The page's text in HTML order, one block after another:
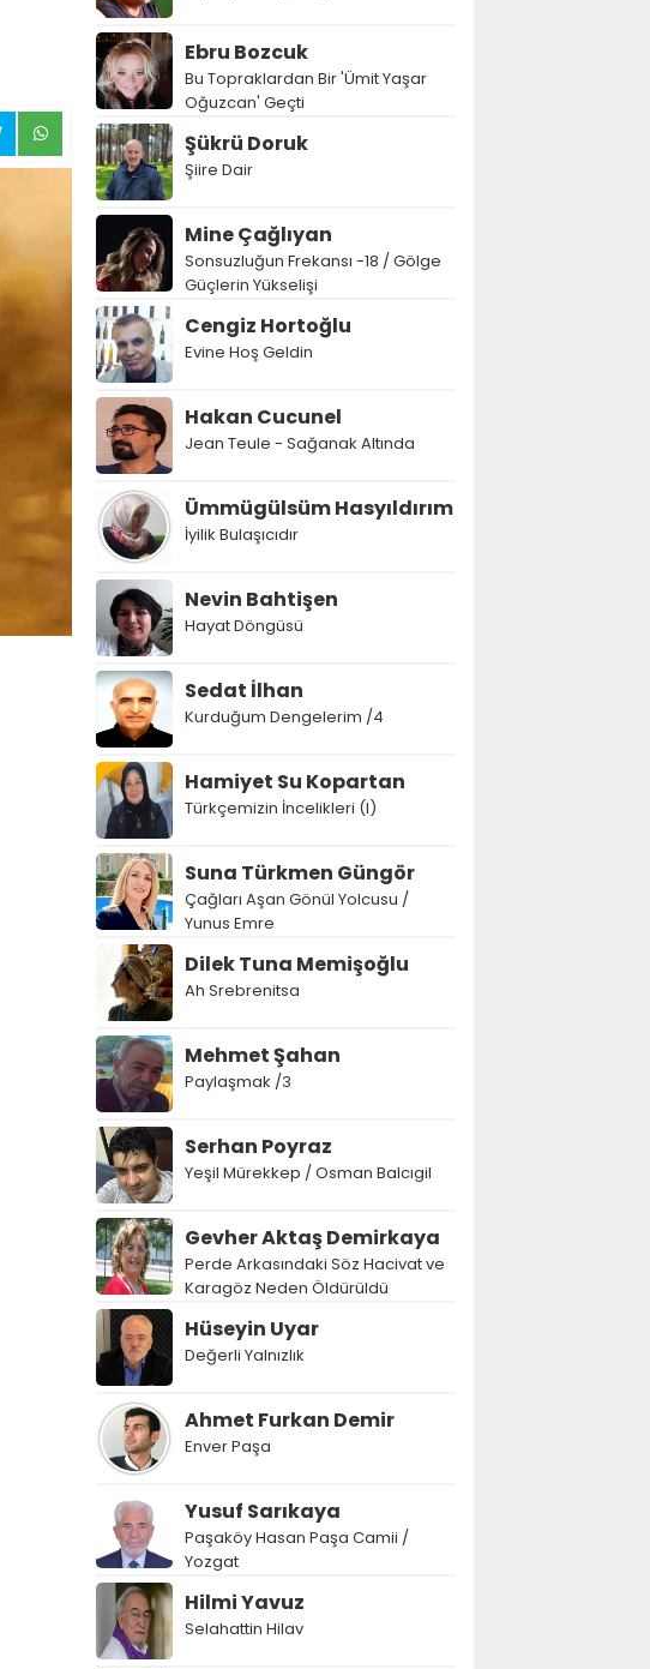
Ebru Bozcuk
Bu Topraklardan Bir 'Ümit Yaşar
Oğuzcan' Geçti
Şükrü Doruk
Şiire Dair
Mine Çağlıyan
Sonsuzluğun Frekansı -18 / Gölge
Güçlerin Yükselişi
Cengiz Hortoğlu
Evine Hoş Geldin
Hakan Cucunel
Jean Teule - Sağanak Altında
Ümmügülsüm Hasyıldırım
İyilik Bulaşıcıdır
Nevin Bahtişen
Hayat Döngüsü
Sedat İlhan
Kurduğum Dengelerim /4
Hamiyet Su Kopartan
Türkçemizin İncelikleri (I)
Suna Türkmen Güngör
Çağları Aşan Gönül Yolcusu /
Yunus Emre
Dilek Tuna Memişoğlu
Ah Srebrenitsa
Mehmet Şahan
Paylaşmak /3
Serhan Poyraz
Yeşil Mürekkep / Osman Balcıgil
Gevher Aktaş Demirkaya
Perde Arkasındaki Söz Hacivat ve
Karagöz Neden Öldürüldü
Hüseyin Uyar
Değerli Yalnızlık
Ahmet Furkan Demir
Enver Paşa
Yusuf Sarıkaya
Paşaköy Hasan Paşa Camii /
Yozgat
Hilmi Yavuz
Selahattin Hilav